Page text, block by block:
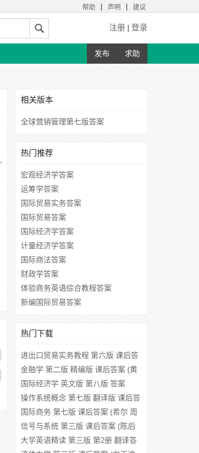
帮助 | 声明 | 建议
注册 | 登录
发布 求助
相关版本
全球营销管理第七版答案
热门推荐
宏观经济学答案
运筹学答案
国际贸易实务答案
国际贸易答案
国际经济学答案
计量经济学答案
国际商法答案
财政学答案
体验商务英语综合教程答案
新编国际贸易答案
热门下载
进出口贸易实务教程 第六版 课后答
案 (吴百福 徐小薇)
金融学 第二版 精编版 课后答案 (黄
达)
国际经济学 英文版 第八版 答案
([美]Dominick Salvatore)
操作系统概念 第七版 翻译版 课后答
案 ([美]Abraham Silberschatz 郑扣
根)
国际商务 第七版 课后答案 (希尔 周
健临)
信号与系统 第三版 课后答案 (陈后
金 胡健)
大学英语精读 第三版 第2册 翻译答